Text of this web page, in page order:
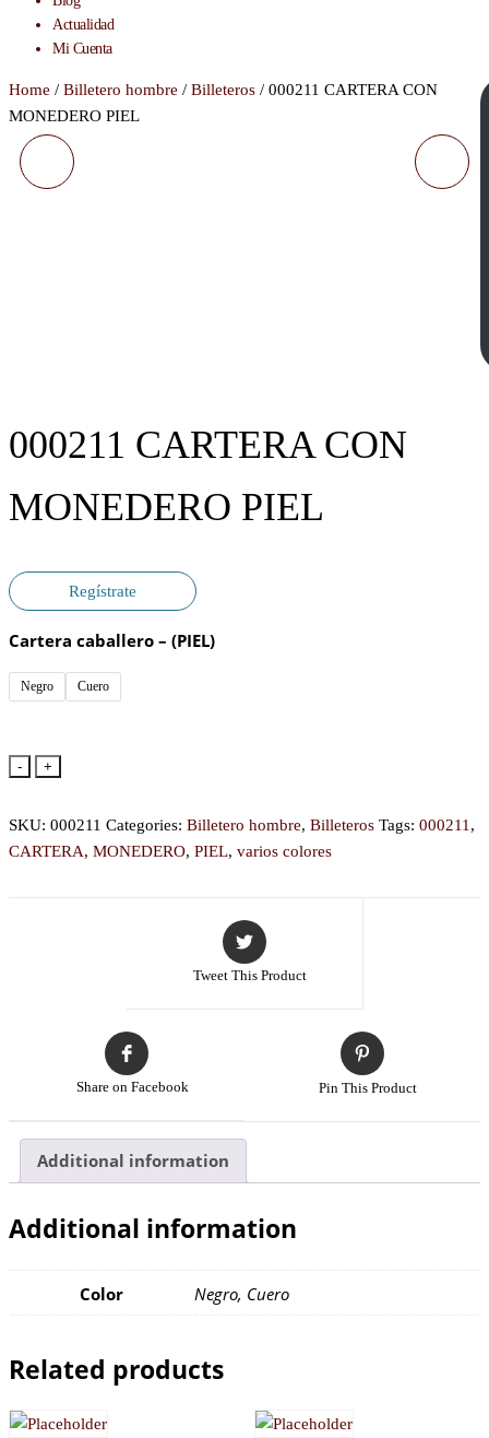
Actualidad
Mi Cuenta
Home / Billetero hombre / Billeteros / 000211 CARTERA CON
MONEDERO PIEL
0005526/35 CINTURON
000211 CARTERA CON
MONEDERO PIEL
Regístrate
Cartera caballero – (PIEL)
Negro Cuero
- +
SKU: 000211 Categories: Billetero hombre, Billeteros Tags: 000211 ,
CARTERA, MONEDERO, PIEL, varios colores
Tweet This Product
Share on Facebook Pin This Product
Additional information
Additional information
Color Negro, Cuero
Related products